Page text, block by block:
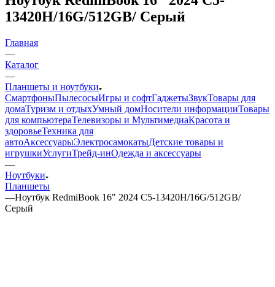
13420H/16G/512GB/ Серый
Главная
—
Каталог
—
Планшеты и ноутбуки
СмартфоныПылесосыИгры и софтГаджетыЗвукТовары для
домаТуризм и отдыхУмный домНосители информацииТовары
для компьютераТелевизоры и МультимедиаКрасота и
здоровьеТехника для
автоАксессуарыЭлектросамокатыДетские товары и
игрушкиУслугиТрейд-инОдежда и аксессуары
—
Ноутбуки
Планшеты
—Ноутбук RedmiBook 16" 2024 C5-13420H/16G/512GB/
Серый